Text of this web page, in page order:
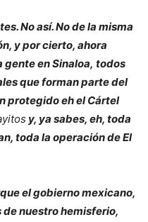
No así. No de la misma
y por cierto, ahora
gente en Sinaloa, todos
que forman parte del
protegido eh el Cártel
y, ya sabes, eh, toda
toda la operación de El
el gobierno mexicano,
nuestro hemisferio,